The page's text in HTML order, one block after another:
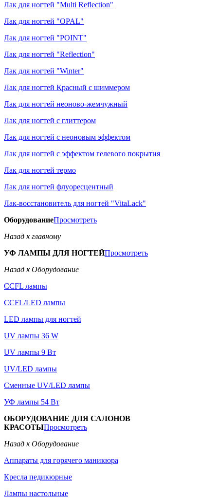
Лак для ногтей "Multi Reflection"
Лак для ногтей "OPAL"
Лак для ногтей "POINT"
Лак для ногтей "Reflection"
Лак для ногтей "Winter"
Лак для ногтей Красный с шиммером
Лак для ногтей неоново-жемчужный
Лак для ногтей с глиттером
Лак для ногтей с неоновым эффектом
Лак для ногтей с эффектом гелевого покрытия
Лак для ногтей термо
Лак для ногтей флуоресцентный
Лак-восстановитель для ногтей "VitaLack"
ОборудованиеПросмотреть
Назад к главному
УФ ЛАМПЫ ДЛЯ НОГТЕЙПросмотреть
Назад к Оборудование
CCFL лампы
CCFL/LED лампы
LED лампы для ногтей
UV лампы 36 W
UV лампы 9 Вт
UV/LED лампы
Сменные UV/LED лампы
УФ лампы 54 Вт
ОБОРУДОВАНИЕ ДЛЯ САЛОНОВ
КРАСОТЫПросмотреть
Назад к Оборудование
Аппараты для горячего маникюра
Кресла педикюрные
Лампы настольные